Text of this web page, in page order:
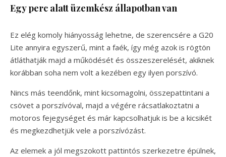
Egy perc alatt üzemkész állapotban van
Ez elég komoly hiányosság lehetne, de szerencsére a G20
Lite annyira egyszerű, mint a faék, így még azok is rögtön
átláthatják majd a működését és összeszerelését, akiknek
korábban soha nem volt a kezében egy ilyen porszívó.
Nincs más teendőnk, mint kicsomagolni, összepattintani a
csövet a porszívóval, majd a végére rácsatlakoztatni a
motoros fejegységet és már kapcsolhatjuk is be a kicsikét
és megkezdhetjük vele a porszívózást.
Az elemek a jól megszokott pattintós szerkezetre épülnek,